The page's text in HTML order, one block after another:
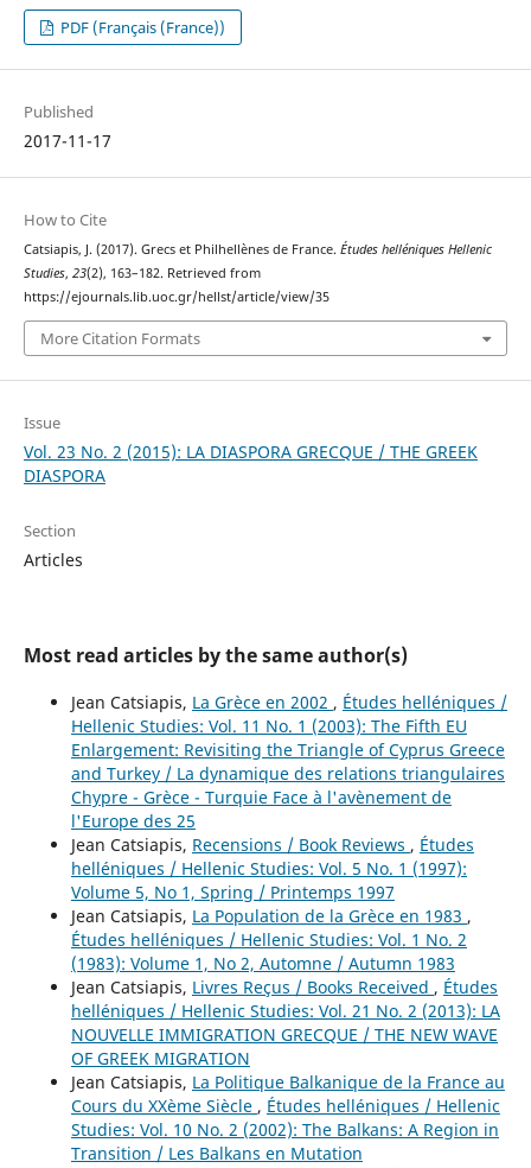
PDF (Français (France))
Published
2017-11-17
How to Cite
Catsiapis, J. (2017). Grecs et Philhellènes de France. Études helléniques Hellenic
Studies, 23(2), 163–182. Retrieved from
https://ejournals.lib.uoc.gr/hellst/article/view/35
More Citation Formats
Issue
Vol. 23 No. 2 (2015): LA DIASPORA GRECQUE / THE GREEK
DIASPORA
Section
Articles
Most read articles by the same author(s)
Jean Catsiapis, La Grèce en 2002 , Études helléniques /
Hellenic Studies: Vol. 11 No. 1 (2003): The Fifth EU
Enlargement: Revisiting the Triangle of Cyprus Greece
and Turkey / La dynamique des relations triangulaires
Chypre - Grèce - Turquie Face à l'avènement de
l'Europe des 25
Jean Catsiapis, Recensions / Book Reviews , Études
helléniques / Hellenic Studies: Vol. 5 No. 1 (1997):
Volume 5, No 1, Spring / Printemps 1997
Jean Catsiapis, La Population de la Grèce en 1983 ,
Études helléniques / Hellenic Studies: Vol. 1 No. 2
(1983): Volume 1, No 2, Automne / Autumn 1983
Jean Catsiapis, Livres Reçus / Books Received , Études
helléniques / Hellenic Studies: Vol. 21 No. 2 (2013): LA
NOUVELLE IMMIGRATION GRECQUE / THE NEW WAVE
OF GREEK MIGRATION
Jean Catsiapis, La Politique Balkanique de la France au
Cours du XXème Siècle , Études helléniques / Hellenic
Studies: Vol. 10 No. 2 (2002): The Balkans: A Region in
Transition / Les Balkans en Mutation